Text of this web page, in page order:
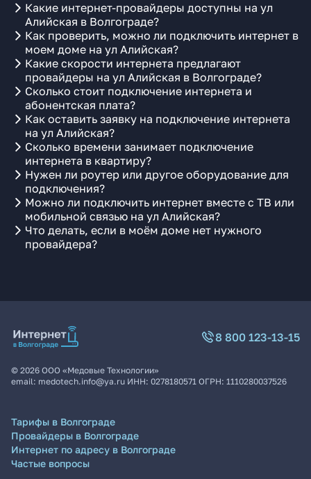
Какие интернет-провайдеры доступны на ул
Алийская в Волгограде?
Как проверить, можно ли подключить интернет в
моем доме на ул Алийская?
Какие скорости интернета предлагают
провайдеры на ул Алийская в Волгограде?
Сколько стоит подключение интернета и
абонентская плата?
Как оставить заявку на подключение интернета
на ул Алийская?
Сколько времени занимает подключение
интернета в квартиру?
Нужен ли роутер или другое оборудование для
подключения?
Можно ли подключить интернет вместе с ТВ или
мобильной связью на ул Алийская?
Что делать, если в моём доме нет нужного
провайдера?
8 800 123-13-15
© 2026 ООО «Медовые Технологии»
email: medotech.info@ya.ru ИНН: 0278180571 ОГРН: 1110280037526
Тарифы в Волгограде
Провайдеры в Волгограде
Интернет по адресу в Волгограде
Частые вопросы